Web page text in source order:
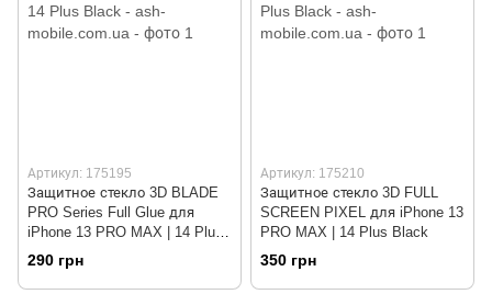
Артикул: 175195
Защитное стекло 3D BLADE
PRO Series Full Glue для
iPhone 13 PRO MAX | 14 Plus
Black
290 грн
Артикул: 175210
Защитное стекло 3D FULL
SCREEN PIXEL для iPhone 13
PRO MAX | 14 Plus Black
350 грн